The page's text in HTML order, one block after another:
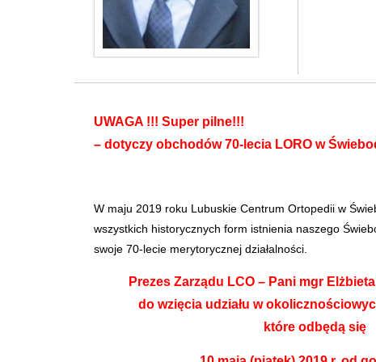
UWAGA !!! Super pilne!!!
– dotyczy obchodów 70-lecia LORO w
W maju 2019 roku Lubuskie Centrum Ortopedii w
wszystkich historycznych form istnienia naszego
swoje 70-lecie merytorycznej działalności.
Prezes Zarządu LCO – Pani mgr
do wzięcia udziału w
które odbędą się